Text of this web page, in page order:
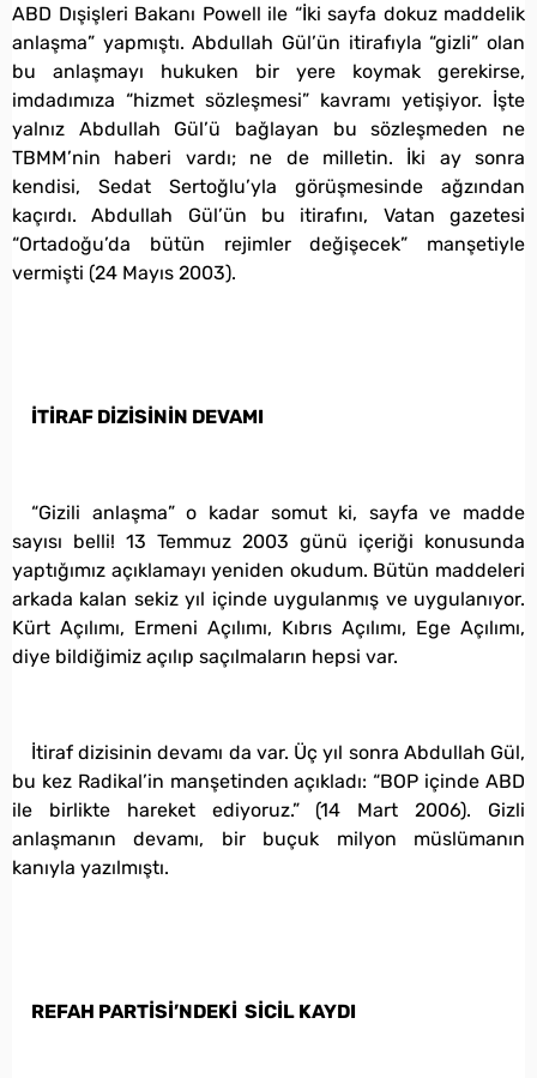
ABD Dışişleri Bakanı Powell ile “İki sayfa dokuz maddelik
anlaşma” yapmıştı. Abdullah Gül’ün itirafıyla “gizli” olan
bu anlaşmayı hukuken bir yere koymak gerekirse,
imdadımıza “hizmet sözleşmesi” kavramı yetişiyor. İşte
yalnız Abdullah Gül’ü bağlayan bu sözleşmeden ne
TBMM’nin haberi vardı; ne de milletin. İki ay sonra
kendisi, Sedat Sertoğlu’yla görüşmesinde ağzından
kaçırdı. Abdullah Gül’ün bu itirafını, Vatan gazetesi
“Ortadoğu’da bütün rejimler değişecek” manşetiyle
vermişti (24 Mayıs 2003).
İTİRAF DİZİSİNİN DEVAMI
“Gizili anlaşma” o kadar somut ki, sayfa ve madde
sayısı belli! 13 Temmuz 2003 günü içeriği konusunda
yaptığımız açıklamayı yeniden okudum. Bütün maddeleri
arkada kalan sekiz yıl içinde uygulanmış ve uygulanıyor.
Kürt Açılımı, Ermeni Açılımı, Kıbrıs Açılımı, Ege Açılımı,
diye bildiğimiz açılıp saçılmaların hepsi var.
İtiraf dizisinin devamı da var. Üç yıl sonra Abdullah Gül,
bu kez Radikal’in manşetinden açıkladı: “BOP içinde ABD
ile birlikte hareket ediyoruz.” (14 Mart 2006). Gizli
anlaşmanın devamı, bir buçuk milyon müslümanın
kanıyla yazılmıştı.
REFAH PARTİSİ’NDEKİ SİCİL KAYDI